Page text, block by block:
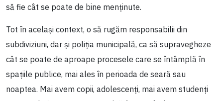
să fie cât se poate de bine menținute.
Tot în același context, o să rugăm responsabilii din
subdiviziuni, dar și poliția municipală, ca să supravegheze
cât se poate de aproape procesele care se întâmplă în
spațiile publice, mai ales în perioada de seară sau
noaptea. Mai avem copii, adolescenți, mai avem studenți